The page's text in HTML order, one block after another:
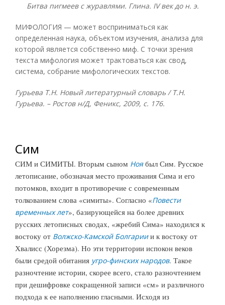
Битва пигмеев с журавлями. Глина. IV век до н. э.
МИФОЛОГИЯ — может восприниматься как
определенная наука, объектом изучения, анализа для
которой является собственно миф. С точки зрения
текста мифология может трактоваться как свод,
система, собрание мифологических текстов.
Гурьева Т.Н. Новый литературный словарь / Т.Н.
Гурьева. – Ростов н/Д, Феникс, 2009, с. 176.
Сим
СИМ и СИМИТЫ. Вторым сыном Ноябыл Сим. Русское
летописание, обозначая место проживания Сима и его
потомков, входит в противоречие с современным
толкованием слова «симиты». Согласно «Повести
временных лет», базирующейся на более древних
русских летописных сводах, «жребий Сима» находился к
востоку от Волжско-Камской Болгариии к востоку от
Хвалисс (Хорезма). Но эти территории испокон веков
были средой обитания угро-финских народов. Такое
разночтение истории, скорее всего, стало разночтением
при дешифровке сокращенной записи «см» и различного
подхода к ее наполнению гласными. Исходя из